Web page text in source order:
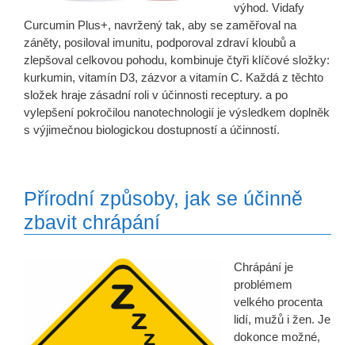
výhod. Vidafy
Curcumin Plus+, navržený tak, aby se zaměřoval na
záněty, posiloval imunitu, podporoval zdraví kloubů a
zlepšoval celkovou pohodu, kombinuje čtyři klíčové složky:
kurkumin, vitamín D3, zázvor a vitamín C. Každá z těchto
složek hraje zásadní roli v účinnosti receptury. a po
vylepšení pokročilou nanotechnologií je výsledkem doplněk
s výjimečnou biologickou dostupností a účinností.
Přírodní způsoby, jak se účinně
zbavit chrápání
Chrápání je
problémem
velkého procenta
lidí, mužů i žen. Je
dokonce možné,